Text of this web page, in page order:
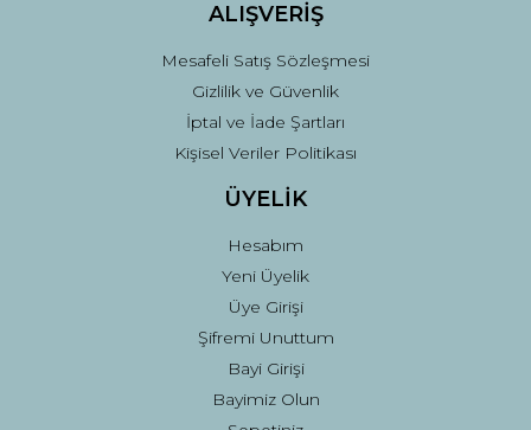
ALIŞVERİŞ
Mesafeli Satış Sözleşmesi
Gizlilik ve Güvenlik
İptal ve İade Şartları
Kişisel Veriler Politikası
ÜYELİK
Hesabım
Yeni Üyelik
Üye Girişi
Şifremi Unuttum
Bayi Girişi
Bayimiz Olun